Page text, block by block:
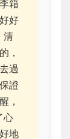
箱
好
清
，
過
證
，
心
地